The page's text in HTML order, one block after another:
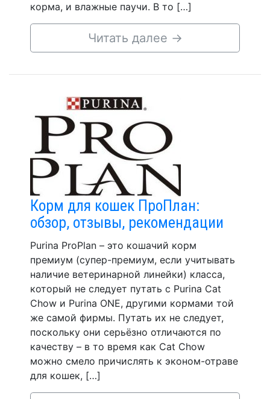
корма, и влажные паучи. В то […]
Читать далее →
Корм для кошек ПроПлан:
обзор, отзывы, рекомендации
Purina ProPlan – это кошачий корм
премиум (супер-премиум, если учитывать
наличие ветеринарной линейки) класса,
который не следует путать с Purina Cat
Chow и Purina ONE, другими кормами той
же самой фирмы. Путать их не следует,
поскольку они серьёзно отличаются по
качеству – в то время как Cat Chow
можно смело причислять к эконом-отраве
для кошек, […]